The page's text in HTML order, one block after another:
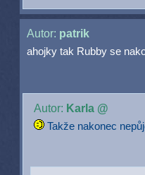
Autor: patrik
ahojky tak Rubby se
Autor: Karla @
Takže nakonec